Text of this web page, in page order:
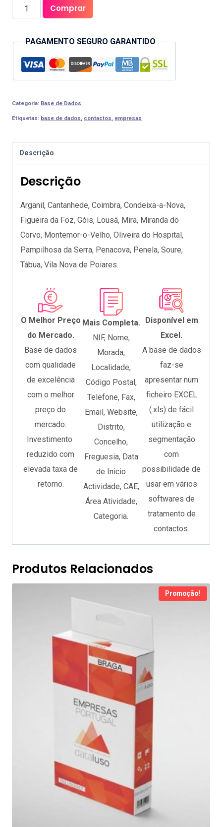
Quantidade
de
Comprar
PAGAMENTO SEGURO GARANTIDO
Categoria: Base de Dados
Etiquetas: base de dados, contactos, empresas
Descrição
Descrição
Arganil, Cantanhede, Coimbra, Condeixa-a-Nova,
Figueira da Foz, Góis, Lousã, Mira, Miranda do
Corvo, Montemor-o-Velho, Oliveira do Hospital,
Pampilhosa da Serra, Penacova, Penela, Soure,
Tábua, Vila Nova de Poiares.
O Melhor Preço
do Mercado.
Base de dados
com qualidade
de excelência
com o melhor
preço do
mercado.
Investimento
reduzido com
elevada taxa de
retorno.
Mais Completa.
NIF, Nome,
Morada,
Localidade,
Código Postal,
Telefone, Fax,
Email, Website,
Distrito,
Concelho,
Freguesia, Data
de Inicio
Actividade, CAE,
Área Atividade,
Categoria.
Disponível em
Excel.
A base de dados
faz-se
apresentar num
ficheiro EXCEL
(.xls) de fácil
utilização e
segmentação
com
possibilidade de
usar em vários
softwares de
tratamento de
contactos.
Produtos Relacionados
Promoção!